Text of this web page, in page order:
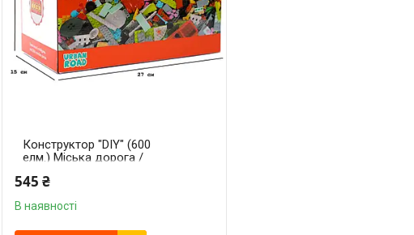
Конструктор "DIY" (600
елм.) Міська дорога /
545 ₴
В наявності